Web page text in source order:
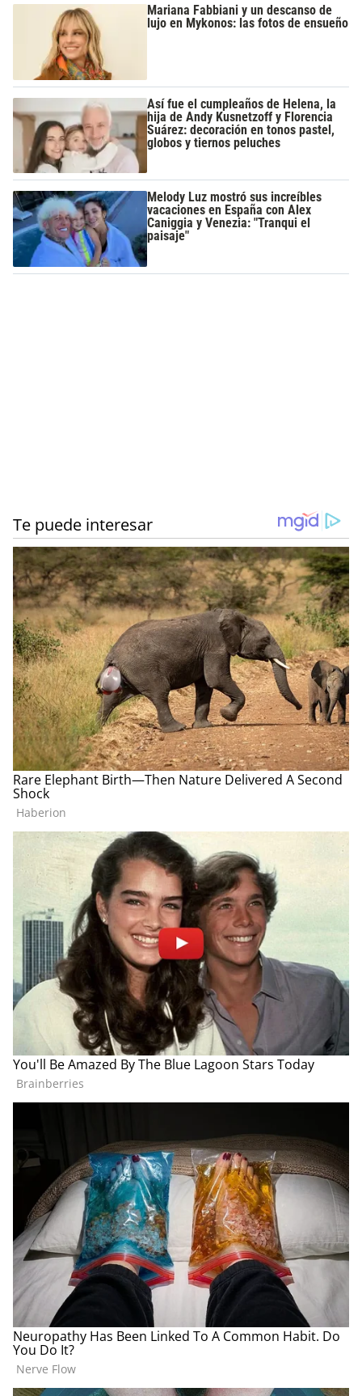
Mariana Fabbiani y un descanso de
lujo en Mykonos: las fotos de ensueño
Así fue el cumpleaños de Helena, la
hija de Andy Kusnetzoff y Florencia
Suárez: decoración en tonos pastel,
globos y tiernos peluches
Melody Luz mostró sus increíbles
vacaciones en España con Alex
Caniggia y Venezia: "Tranqui el
paisaje"